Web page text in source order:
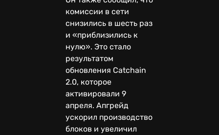
комиссии в сети
снизились в шесть раз
и «приблизились к
нулю». Это стало
результатом
обновления Catchain
2.0, которое
активировали 9
апреля. Апгрейд
ускорил производство
блоков и увеличил